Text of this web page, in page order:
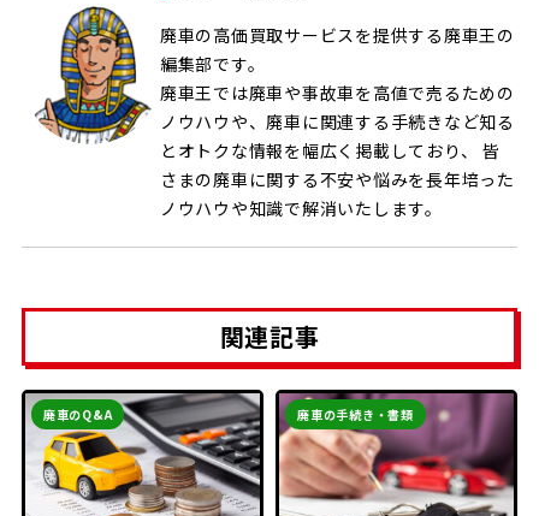
廃車の高価買取サービスを提供する廃車王の
編集部です。
廃車王では廃車や事故車を高値で売るための
ノウハウや、廃車に関連する手続きなど知る
とオトクな情報を幅広く掲載しており、 皆
さまの廃車に関する不安や悩みを長年培った
ノウハウや知識で解消いたします。
関連記事
廃車のQ&A 廃車の手続き・書類